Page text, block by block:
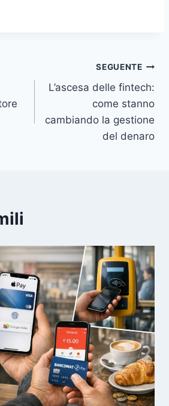
SEGUENTE
L’ascesa delle fintech:
come stanno
cambiando la gestione
del denaro